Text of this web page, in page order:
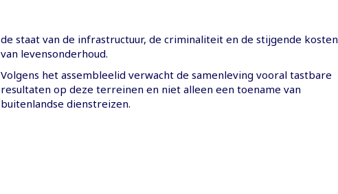
de staat van de infrastructuur, de criminaliteit en de stijgende kosten
van levensonderhoud.
Volgens het assembleelid verwacht de samenleving vooral tastbare
resultaten op deze terreinen en niet alleen een toename van
buitenlandse dienstreizen.